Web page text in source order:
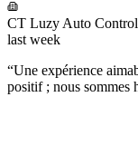
CT Luzy Auto
last week
“Une expérience
positif ; nous sommes